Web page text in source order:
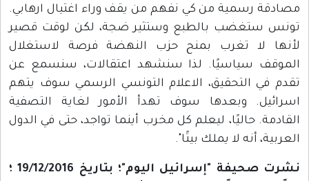
مصادقة رسمية من كي نفهم من يقف وراء اغتيال ارهابي.
تونس ستغضب بالطبع وستثير ضجة، لكن لوقت قصير
لأنها لا تغرب بمنح حزب النهضة فرصة لاستغلال
الموقف سياسيًا. لذا سنشهد اعتقالات، سنسمع عن
تقدم في التحقيق، الاعلام التونسي الرسمي سوف يتهم
اسرائيل. وبعدها سوف تهدأ الأمور لغاية التصفية
القادمة. حاليًا، ليعلم كل مخرب أينما تواجد، حتى في الدول
العربية، أنه لا يملك بيتًا".
نشرت صحيفة "إسرائيل اليوم"؛ بتاريخ 19/12/2016 ؛